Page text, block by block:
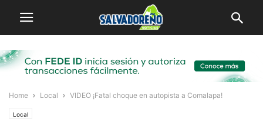
Home Local VIDEO ¡Fatal choque en autopista a Comalapa!
Local